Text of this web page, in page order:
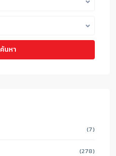
ค้นหา
(7)
(278)